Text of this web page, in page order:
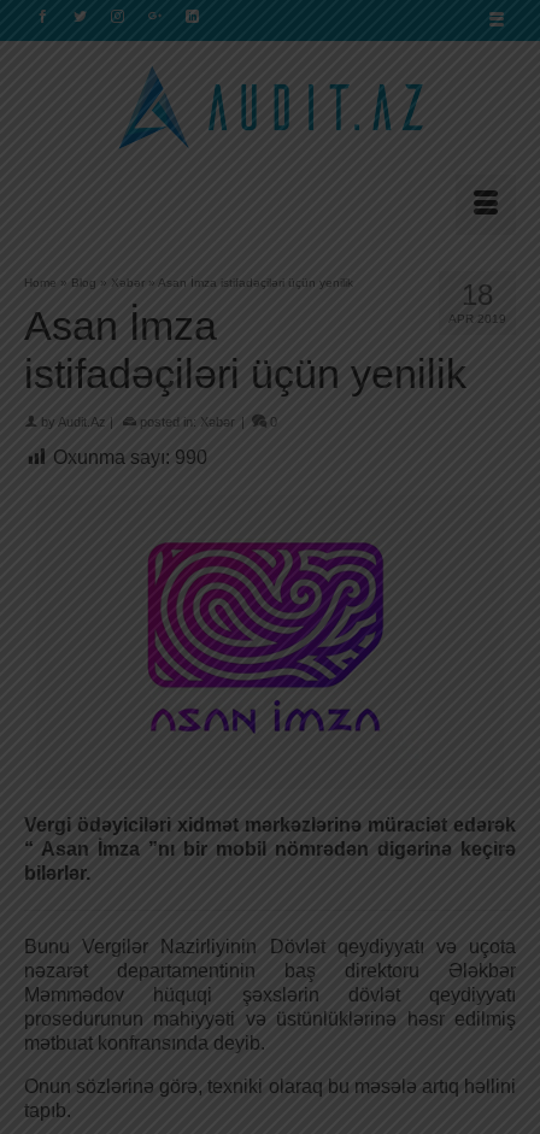
18
APR 2019
Home » Blog » Xəbər » Asan İmza istifadəçiləri üçün yenilik
Asan İmza
istifadəçiləri üçün yenilik
by Audit.Az | posted in: Xəbər | 0
Oxunma sayı: 990
Vergi ödəyiciləri xidmət mərkəzlərinə müraciət edərək
“ Asan İmza ”nı bir mobil nömrədən digərinə keçirə
bilərlər.
Bunu Vergilər Nazirliyinin Dövlət qeydiyyatı və uçota
nəzarət departamentinin baş direktoru Ələkbər
Məmmədov hüquqi şəxslərin dövlət qeydiyyatı
prosedurunun mahiyyəti və üstünlüklərinə həsr edilmiş
mətbuat konfransında deyib.
Onun sözlərinə görə, texniki olaraq bu məsələ artıq həllini
tapıb.